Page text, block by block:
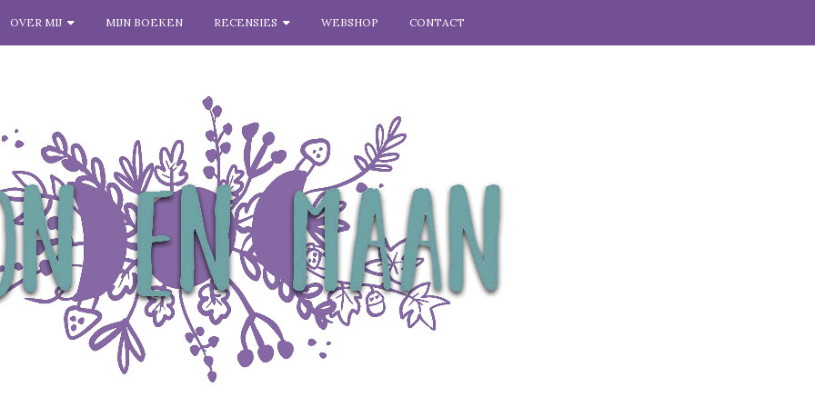
OVER MIJ MIJN BOEKEN RECENSIES WEBSHOP CONTACT